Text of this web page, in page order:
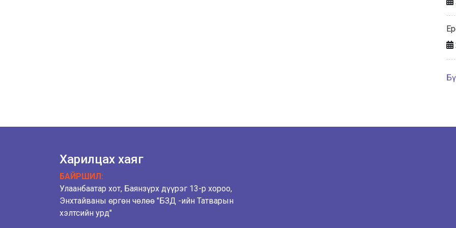
Харилцах хаяг
БАЙРШИЛ:
Улаанбаатар хот, Баянзүрх дүүрэг 13-р хороо,
Энхтайваны өргөн чөлөө "БЗД -ийн Татварын
хэлтсийн урд"